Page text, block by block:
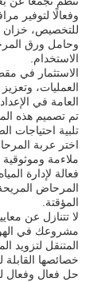
وفعالًا لتوفير
للتخصيص، خزان
وحامل ورق
الاستخدام.
الاستثمار في
العمليات،
العامة في
تم تصميم هذه
تلبية
اختر عربة
ملاءمة
فعالة لإدارة
المرحاض
المؤقتة.
لا تتنازل عن
مشروعك في
المتنقل
خصائصها
حل فعال وفعال